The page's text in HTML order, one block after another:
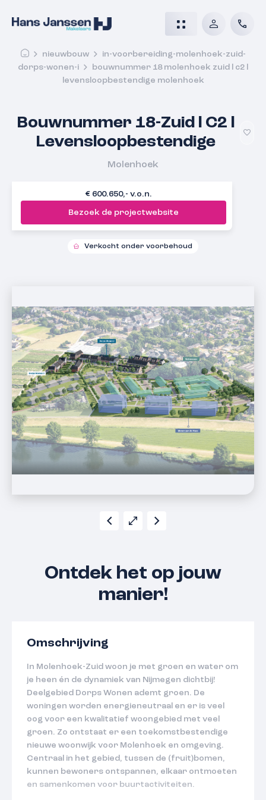
nieuwbouw
in-voorbereiding-molenhoek-zuid-
dorps-wonen-i
bouwnummer 18 molenhoek zuid l c2 l
levensloopbestendige molenhoek
Bouwnummer 18-Zuid l C2 l
Levensloopbestendige
Molenhoek
€ 600.650,- v.o.n.
Bezoek de projectwebsite
Verkocht onder voorbehoud
Ontdek het op jouw
manier!
Omschrijving
In Molenhoek-Zuid woon je met groen en water om
je heen én de dynamiek van Nijmegen dichtbij!
Deelgebied Dorps Wonen ademt groen. De
woningen worden energieneutraal en er is veel
oog voor een kwalitatief woongebied met veel
groen. Zo ontstaat er een toekomstbestendige
nieuwe woonwijk voor Molenhoek en omgeving.
Centraal in het gebied, tussen de (fruit)bomen,
kunnen bewoners ontspannen, elkaar ontmoeten
en samenkomen voor buurtactiviteiten.